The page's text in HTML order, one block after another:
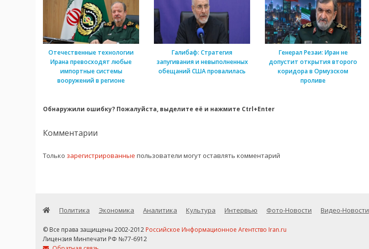
Отечественные технологии
Ирана превосходят любые
импортные системы
вооружений в регионе
Галибаф: Стратегия
запугивания и невыполненных
обещаний США провалилась
Генерал Резаи: Иран не
допустит открытия второго
коридора в Ормузском
проливе
Обнаружили ошибку? Пожалуйста, выделите её и нажмите Ctrl+Enter
Комментарии
Только зарегистрированные пользователи могут оставлять комментарий
Политика Экономика Аналитика Культура Интервью Фото-Новости Видео-Новости
© Все права защищены 2002-2012 Российское Информационное Агентство Iran.ru
Лицензия Минпечати РФ №77-6912